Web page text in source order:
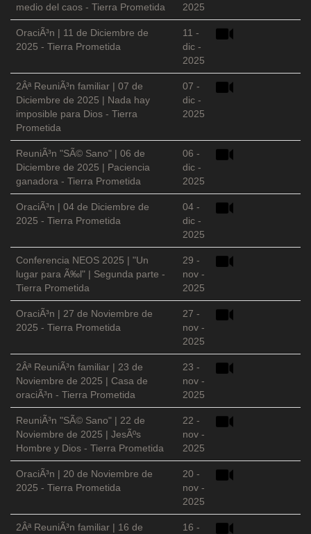
medio del caos - Tierra Prometida
2025
OraciÃ³n | 11 de Diciembre de
2025 - Tierra Prometida
11 -
dic -
2025
2Âª ReuniÃ³n familiar | 07 de
Diciembre de 2025 | Nada hay
imposible para Dios - Tierra
Prometida
07 -
dic -
2025
ReuniÃ³n "SÃ© Sano" | 06 de
Diciembre de 2025 | Paciencia
ganadora - Tierra Prometida
06 -
dic -
2025
OraciÃ³n | 04 de Diciembre de
2025 - Tierra Prometida
04 -
dic -
2025
Conferencia NEOS 2025 | "Un
lugar para Ã‰l" | Segunda parte -
Tierra Prometida
29 -
nov -
2025
OraciÃ³n | 27 de Noviembre de
2025 - Tierra Prometida
27 -
nov -
2025
2Âª ReuniÃ³n familiar | 23 de
Noviembre de 2025 | Casa de
oraciÃ³n - Tierra Prometida
23 -
nov -
2025
ReuniÃ³n "SÃ© Sano" | 22 de
Noviembre de 2025 | JesÃºs
Hombre y Dios - Tierra Prometida
22 -
nov -
2025
OraciÃ³n | 20 de Noviembre de
2025 - Tierra Prometida
20 -
nov -
2025
2Âª ReuniÃ³n familiar | 16 de
16 -